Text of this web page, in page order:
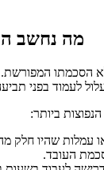
מה נחשב
המפורשת.
לעמוד בפני
ביותר:
עמלות שהיו חלק
העובד.